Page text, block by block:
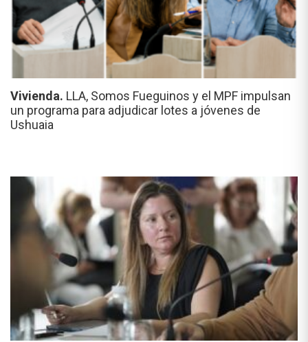
Vivienda. LLA, Somos Fueguinos y el MPF impulsan
un programa para adjudicar lotes a jóvenes de
Ushuaia